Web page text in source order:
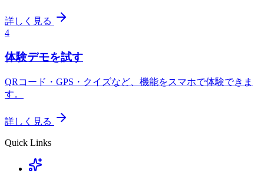
詳しく見る
4
体験デモを試す
QRコード・GPS・クイズなど、機能をスマホで体験できま
す。
詳しく見る
Quick Links